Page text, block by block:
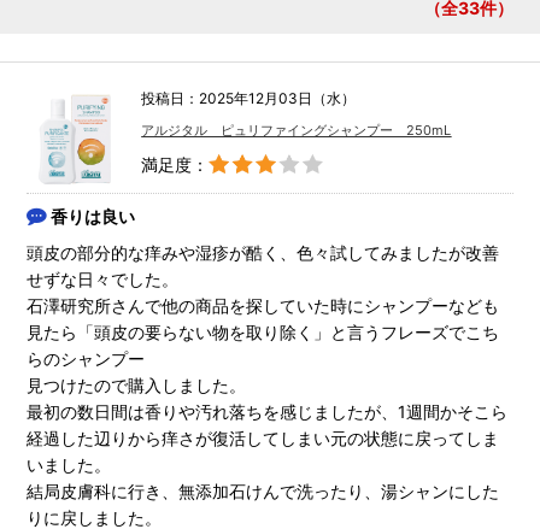
（全33件）
投稿日：2025年12月03日（水）
アルジタル ピュリファイングシャンプー 250mL
満足度：
香りは良い
頭皮の部分的な痒みや湿疹が酷く、色々試してみましたが改善
せずな日々でした。
石澤研究所さんで他の商品を探していた時にシャンプーなども
見たら「頭皮の要らない物を取り除く」と言うフレーズでこち
らのシャンプー
見つけたので購入しました。
最初の数日間は香りや汚れ落ちを感じましたが、1週間かそこら
経過した辺りから痒さが復活してしまい元の状態に戻ってしま
いました。
結局皮膚科に行き、無添加石けんで洗ったり、湯シャンにした
りに戻しました。